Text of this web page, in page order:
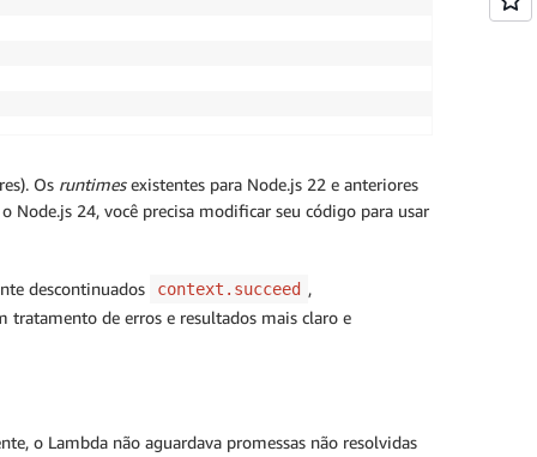
Os runtimesexistentes para Node.js 22 e anteriores
Node.js 24, você precisa modificar seu código para usar
descontinuados context.succeed ,
de erros e resultados mais claro e
o Lambda não aguardava promessas não resolvidas